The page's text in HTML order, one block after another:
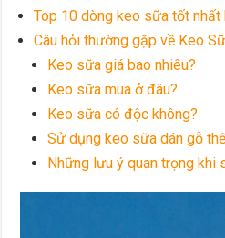
Top 10 dòng keo sữa tốt nhất
Câu hỏi thường gặp về Keo
Keo sữa giá bao nhiêu?
Keo sữa mua ở đâu?
Keo sữa có độc không?
Sử dụng keo sữa dán gỗ
Những lưu ý quan trọng khi